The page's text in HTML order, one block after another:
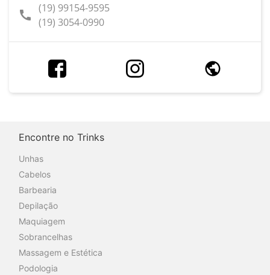
call (19) 99154-9595
(19) 3054-0990
Encontre no Trinks
Unhas
Cabelos
Barbearia
Depilação
Maquiagem
Sobrancelhas
Massagem e Estética
Podologia